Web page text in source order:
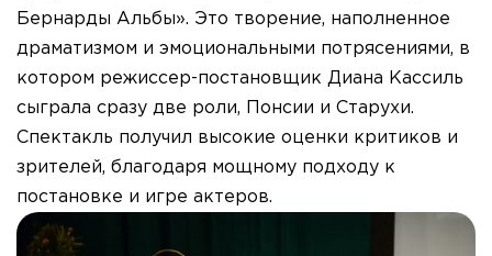
Бернарды Альбы». Это творение, наполненное
драматизмом и эмоциональными потрясениями, в
котором режиссер-постановщик Диана Кассиль
сыграла сразу две роли, Понсии и Cтарухи.
Спектакль получил высокие оценки критиков и
зрителей, благодаря мощному подходу к
постановке и игре актеров.